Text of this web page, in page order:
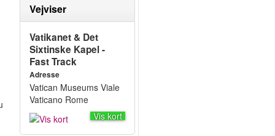
Vejviser
Vatikanet & Det
Sixtinske Kapel -
Fast Track
Adresse
Vatican Museums Viale
Vaticano Rome
Vis kort